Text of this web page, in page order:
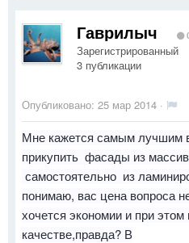
Гаврилыч
Зарегистрированный
3 публикации
Опубликовано: 25 мар 2014 ·
Мне кажется самым лучшим
прикупить фасады из
самостоятельно из
понимаю, вас цена вопроса
хочется экономии и при этом
качестве,правда? В